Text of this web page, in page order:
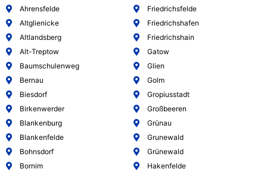
Ahrensfelde
Altglienicke
Altlandsberg
Alt-Treptow
Baumschulenweg
Bernau
Biesdorf
Birkenwerder
Blankenburg
Blankenfelde
Bohnsdorf
Bornim
Friedrichsfelde
Friedrichshafen
Friedrichshain
Gatow
Glien
Golm
Gropiusstadt
Großbeeren
Grünau
Grunewald
Grünewald
Hakenfelde